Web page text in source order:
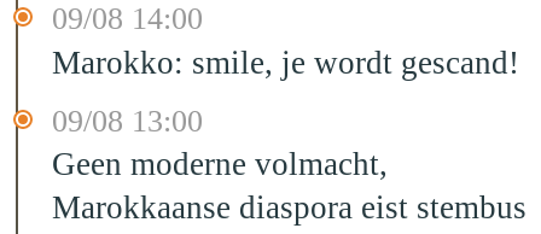
09/08 14:00
Marokko: smile, je wordt gescand!
09/08 13:00
Geen moderne volmacht,
Marokkaanse diaspora eist stembus